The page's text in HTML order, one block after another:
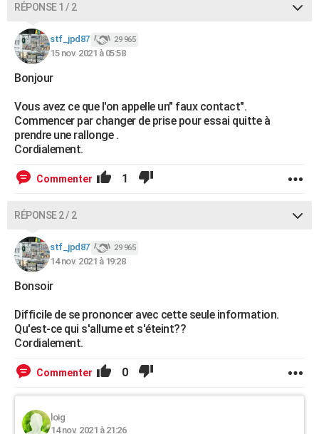
Dictionnaire
Biographies
Citations
Expressions
Proverbes
PROGRAMME TV
COPAINS D'AVANT
S'inscrire
Se connecter
Lycées
Collèges
Primaires
Universités
Entreprises
Service militaire
Avis de recherche
AVIS DE DÉCÈS
FORUM
RÉPONSE 1 / 2
stf_jpd87 29 965
15 nov. 2021 à 05:58
Bonjour
Vous avez ce que l'on appelle un" faux contact".
Commencer par changer de prise pour essai quitte à
prendre une rallonge .
Cordialement.
Commenter 1
RÉPONSE 2 / 2
stf_jpd87 29 965
14 nov. 2021 à 19:28
Bonsoir
Difficile de se prononcer avec cette seule information.
Qu'est-ce qui s'allume et s'éteint??
Cordialement.
Commenter 0
loig
14 nov. 2021 à 21:26